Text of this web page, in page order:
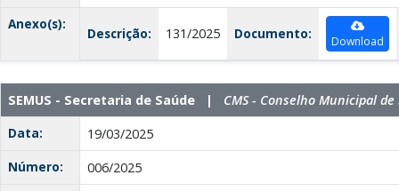
Anexo(s):
Descrição: 131/2025 Documento: Download
SEMUS - Secretaria de Saúde | CMS - Conselho Municipal de
Data:
19/03/2025
Número:
006/2025